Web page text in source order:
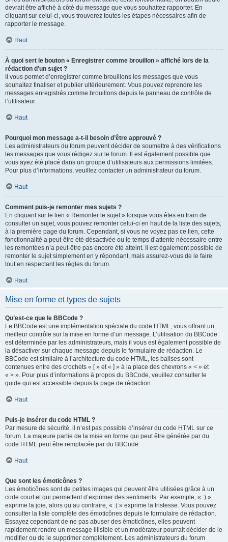
devrait être affiché à côté du message que vous souhaitez rapporter. En
cliquant sur celui-ci, vous trouverez toutes les étapes nécessaires afin de
rapporter le message.
Haut
À quoi sert le bouton « Enregistrer comme brouillon » affiché lors de la
rédaction d’un sujet ?
Il vous permet d’enregistrer comme brouillons les messages que vous
souhaitez finaliser et publier ultérieurement. Vous pouvez reprendre les
messages enregistrés comme brouillons depuis le panneau de contrôle de
l’utilisateur.
Haut
Pourquoi mon message a-t-il besoin d’être approuvé ?
Les administrateurs du forum peuvent décider de soumettre à des vérifications
les messages que vous rédigez sur le forum. Il est également possible que
vous ayez été placé dans un groupe d’utilisateurs aux permissions limitées.
Pour plus d’informations, veuillez contacter un administrateur du forum.
Haut
Comment puis-je remonter mes sujets ?
En cliquant sur le lien « Remonter le sujet » lorsque vous êtes en train de
consulter un sujet, vous pouvez remonter celui-ci en haut de la liste des sujets,
à la première page du forum. Cependant, si vous ne voyez pas ce lien, cette
fonctionnalité a peut-être été désactivée ou le temps d’attente nécessaire entre
les remontées n’a peut-être pas encore été atteint. Il est également possible de
remonter le sujet simplement en y répondant, mais assurez-vous de le faire
tout en respectant les règles du forum.
Haut
Mise en forme et types de sujets
Qu’est-ce que le BBCode ?
Le BBCode est une implémentation spéciale du code HTML, vous offrant un
meilleur contrôle sur la mise en forme d’un message. L’utilisation du BBCode
est déterminée par les administrateurs, mais il vous est également possible de
la désactiver sur chaque message depuis le formulaire de rédaction. Le
BBCode est similaire à l’architecture du code HTML, les balises sont
contenues entre des crochets « [ » et « ] » à la place des chevrons « < » et
« > ». Pour plus d’informations à propos du BBCode, veuillez consulter le
guide qui est accessible depuis la page de rédaction.
Haut
Puis-je insérer du code HTML ?
Par mesure de sécurité, il n’est pas possible d’insérer du code HTML sur ce
forum. La majeure partie de la mise en forme qui peut être générée par du
code HTML peut être remplacée par du BBCode.
Haut
Que sont les émoticônes ?
Les émoticônes sont de petites images qui peuvent être utilisées grâce à un
code court et qui permettent d’exprimer des sentiments. Par exemple, « :) »
exprime la joie, alors qu’au contraire, « :( » exprime la tristesse. Vous pouvez
consulter la liste complète des émoticônes depuis le formulaire de rédaction.
Essayez cependant de ne pas abuser des émoticônes, elles peuvent
rapidement rendre un message illisible et un modérateur pourrait décider de le
modifier ou de le supprimer complètement. Les administrateurs du forum